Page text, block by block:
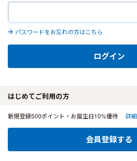
パスワードをお忘れの方はこちら
ログイン
はじめてご利用の方
新規登録500ポイント・お誕生日10%優待 詳細
会員登録する